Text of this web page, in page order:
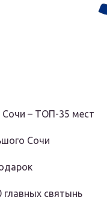
– ТОП-35 мест
Сочи
святынь